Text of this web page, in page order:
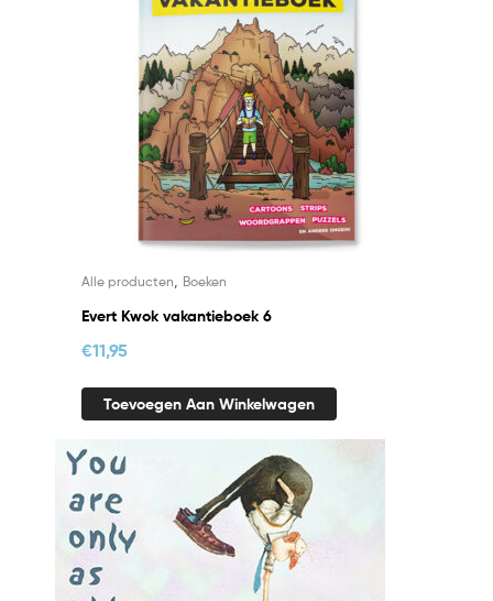
Alle producten Boeken
Evert Kwok vakantieboek 6
€11,95
Toevoegen Aan Winkelwagen